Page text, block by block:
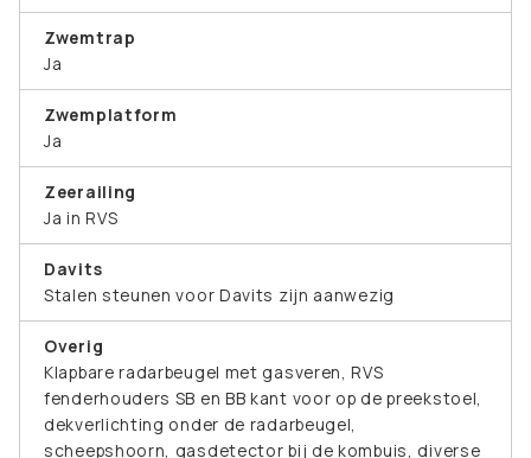
Zwemtrap
Ja
Zwemplatform
Ja
Zeerailing
Ja in RVS
Davits
Stalen steunen voor Davits zijn aanwezig
Overig
Klapbare radarbeugel met gasveren, RVS
fenderhouders SB en BB kant voor op de preekstoel,
dekverlichting onder de radarbeugel,
scheepshoorn, gasdetector bij de kombuis, diverse